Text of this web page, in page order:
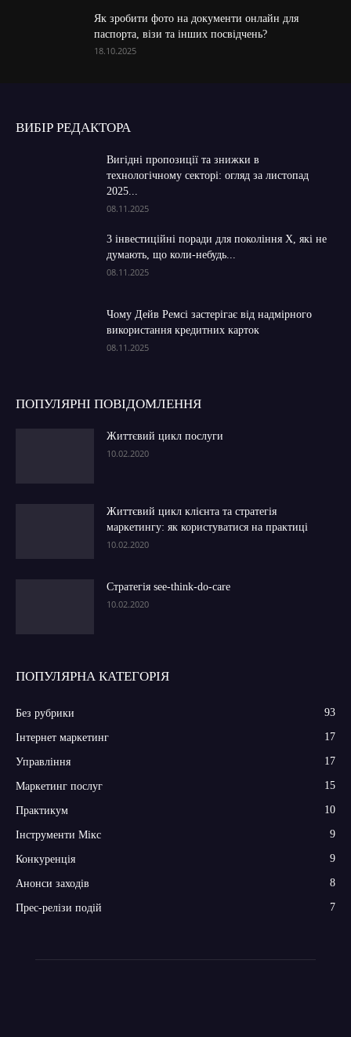
Як зробити фото на документи онлайн для
паспорта, візи та інших посвідчень?
18.10.2025
ВИБІР РЕДАКТОРА
Вигідні пропозиції та знижки в
технологічному секторі: огляд за листопад
2025...
08.11.2025
3 інвестиційні поради для покоління X, які не
думають, що коли-небудь...
08.11.2025
Чому Дейв Ремсі застерігає від надмірного
використання кредитних карток
08.11.2025
ПОПУЛЯРНІ ПОВІДОМЛЕННЯ
Життєвий цикл послуги
10.02.2020
Життєвий цикл клієнта та стратегія
маркетингу: як користуватися на практиці
10.02.2020
Стратегія see-think-do-care
10.02.2020
ПОПУЛЯРНА КАТЕГОРІЯ
Без рубрики 93
Інтернет маркетинг 17
Управління 17
Маркетинг послуг 15
Практикум 10
Інструменти Мікс 9
Конкуренція 9
Анонси заходів 8
Прес-релізи подій 7